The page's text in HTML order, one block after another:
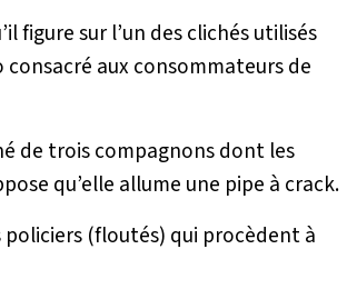
figure sur l’un des clichés utilisés
aux consommateurs de
de trois compagnons dont les
qu’elle allume une pipe à crack.
(floutés) qui procèdent à